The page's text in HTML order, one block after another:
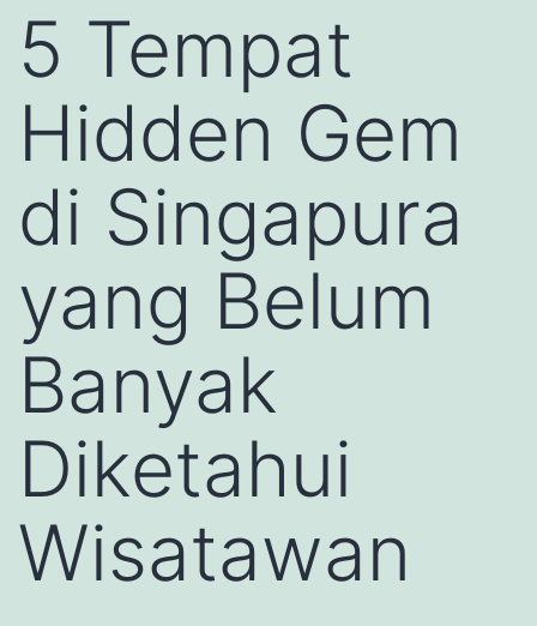
5 Tempat
Hidden Gem
di Singapura
yang Belum
Banyak
Diketahui
Wisatawan